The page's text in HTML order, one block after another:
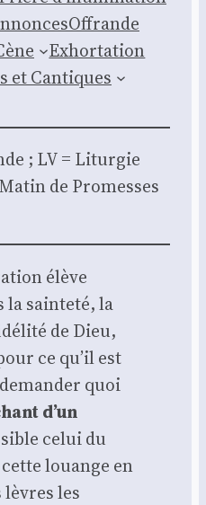
Offrande
Exhor­ta­tion
et Can­tiques
; LV = Litur­gie
de Pro­messes
élève
la sain­te­té, la
de Dieu,
ce qu’il est
quoi
d’un
celui du
louange en
les